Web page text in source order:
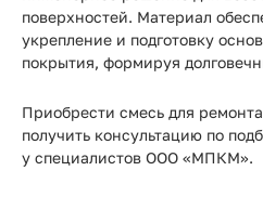
поверхностей. Материал
укрепление и подготовку
покрытия, формируя
Приобрести смесь для
получить консультацию по
у специалистов ООО «МПКМ».